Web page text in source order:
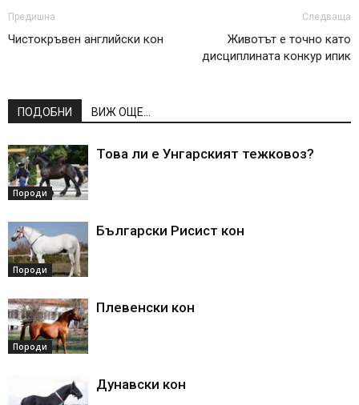
Предишна
Чистокръвен английски кон
Следваща
Животът е точно като
дисциплината конкур ипик
ПОДОБНИ ВИЖ ОЩЕ...
Породи
Това ли е Унгарският тежковоз?
Породи
Български Рисист кон
Породи
Плевенски кон
Дунавски кон